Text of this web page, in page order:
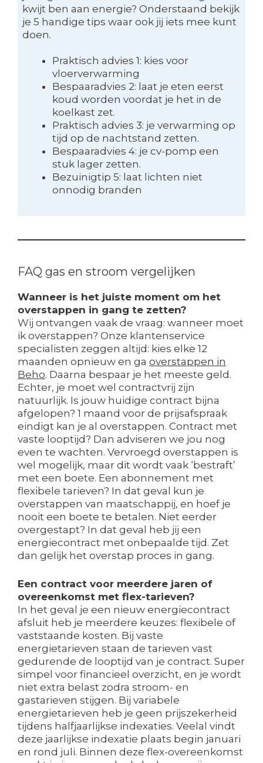
kwijt ben aan energie? Onderstaand bekijk
je 5 handige tips waar ook jij iets mee kunt
doen.
Praktisch advies 1: kies voor
vloerverwarming
Bespaaradvies 2: laat je eten eerst
koud worden voordat je het in de
koelkast zet.
Praktisch advies 3: je verwarming op
tijd op de nachtstand zetten.
Bespaaradvies 4: je cv-pomp een
stuk lager zetten.
Bezuinigtip 5: laat lichten niet
onnodig branden
FAQ gas en stroom vergelijken
Wanneer is het juiste moment om het
overstappen in gang te zetten?
Wij ontvangen vaak de vraag: wanneer moet
ik overstappen? Onze klantenservice
specialisten zeggen altijd: kies elke 12
maanden opnieuw en ga overstappen in
Beho. Daarna bespaar je het meeste geld.
Echter, je moet wel contractvrij zijn
natuurlijk. Is jouw huidige contract bijna
afgelopen? 1 maand voor de prijsafspraak
eindigt kan je al overstappen. Contract met
vaste looptijd? Dan adviseren we jou nog
even te wachten. Vervroegd overstappen is
wel mogelijk, maar dit wordt vaak ‘bestraft’
met een boete. Een abonnement met
flexibele tarieven? In dat geval kun je
overstappen van maatschappij, en hoef je
nooit een boete te betalen. Niet eerder
overgestapt? In dat geval heb jij een
energiecontract met onbepaalde tijd. Zet
dan gelijk het overstap proces in gang.
Een contract voor meerdere jaren of
overeenkomst met flex-tarieven?
In het geval je een nieuw energiecontract
afsluit heb je meerdere keuzes: flexibele of
vaststaande kosten. Bij vaste
energietarieven staan de tarieven vast
gedurende de looptijd van je contract. Super
simpel voor financieel overzicht, en je wordt
niet extra belast zodra stroom- en
gastarieven stijgen. Bij variabele
energietarieven heb je geen prijszekerheid
tijdens halfjaarlijkse indexaties. Veelal vindt
deze jaarlijkse indexatie plaats begin januari
en rond juli. Binnen deze flex-overeenkomst